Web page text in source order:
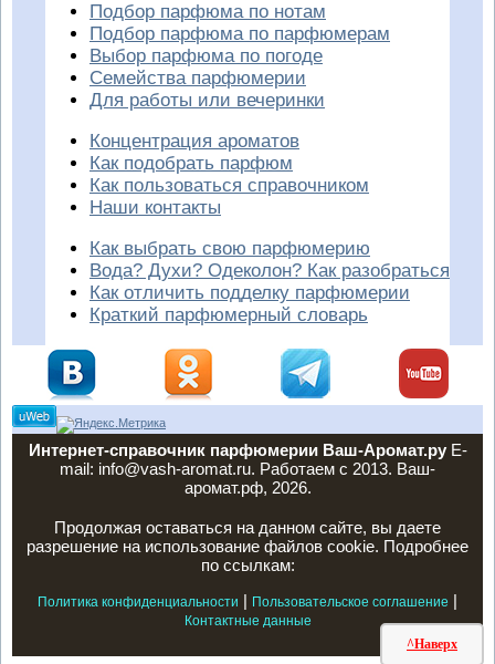
^Наверх
Подбор парфюма по нотам
Подбор парфюма по парфюмерам
Выбор парфюма по погоде
Семейства парфюмерии
Для работы или вечеринки
Концентрация ароматов
Как подобрать парфюм
Как пользоваться справочником
Наши контакты
Как выбрать свою парфюмерию
Вода? Духи? Одеколон? Как разобраться
Как отличить подделку парфюмерии
Краткий парфюмерный словарь
Интернет-справочник парфюмерии Ваш-Аромат.руE-
mail: info@vash-aromat.ru. Работаем с 2013. Ваш-
аромат.рф, 2026.
Продолжая оставаться на данном сайте, вы даете
разрешение на использование файлов cookie. Подробнее
по ссылкам:
Политика конфиденциальности Пользовательское соглашение
Контактные данные